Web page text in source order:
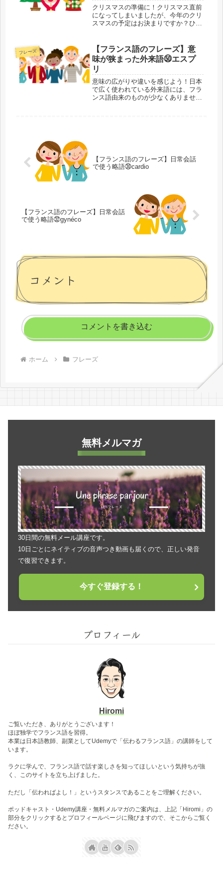
クリスマスの準備に！クリスマス直前
になってしまいましたが、今年のクリ
スマスの予定はお決まりですか？ひと
相談で済みますが、誰かと過ごすな
ら、もうプレゼントは用意しました
か？相...
フレーズ
【フランス語のフレーズ】意
味が狭まった外来語㊿エスプ
リ
意味の広がりや違いを感じよう！日本
で広く使われている外来語には、フラ
ンス語由来のものが少なくありませ
【フランス語のフレーズ】日常会話
で使う略語㉚cardio
【フランス語のフレーズ】日常会話
で使う略語㉜gynéco
コメント
コメントを書き込む
ホーム フレーズ
無料メルマガ
30日間の無料メール講座です。
10日ごとにネイティブの音声つき動画も届くので、正しい発音
で復習できます。
今すぐ登録する！
プロフィール
Hiromi
ご覧いただき、ありがとうございます！
ほぼ独学でフランス語を習得。
本業は日本語教師、副業としてUdemyで「伝わるフランス語」の講師をして
います。
ラクに学んで、フランス語で話す楽しさを知ってほしいという気持ちが強
く、このサイトを立ち上げました。
ただし「伝わればよし！」というスタンスであることをご理解ください。
ポッドキャスト・Udemy講座・無料メルマガのご案内は、上記「Hiromi」の
部分をクリックするとプロフィールページに飛びますので、そこからご覧く
ださい。